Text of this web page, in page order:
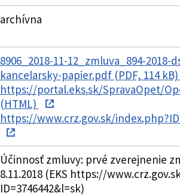
archívna
8906_2018-11-12_zmluva_894-2018-
kancelarsky-papier.pdf (PDF, 114 kB)
https://portal.eks.sk/SpravaOpet/
(HTML)
https://www.crz.gov.sk/
Účinnosť zmluvy: prvé zverejnenie
8.11.2018 (EKS https://
ID=3746442&l=sk)